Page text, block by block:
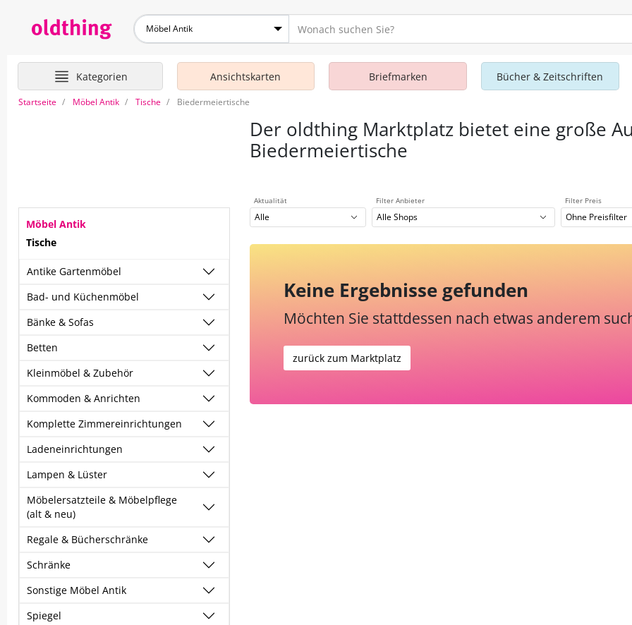
Möbel Antik
Kategorien Ansichtskarten Briefmarken Bücher & Zeitschriften
Startseite Möbel Antik Tische Biedermeiertische
Der oldthing Marktplatz bietet eine große
Biedermeiertische
Möbel Antik
Tische
Antike Gartenmöbel
Bad- und Küchenmöbel
Bänke & Sofas
Betten
Kleinmöbel & Zubehör
Kommoden & Anrichten
Komplette Zimmereinrichtungen
Ladeneinrichtungen
Lampen & Lüster
Möbelersatzteile & Möbelpflege
(alt & neu)
Regale & Bücherschränke
Schränke
Sonstige Möbel Antik
Spiegel
Aktualität
Alle
Filter Anbieter
Alle Shops
Filter Preis
Ohne Preisfilter
Keine Ergebnisse gefunden
Möchten Sie stattdessen nach etwas anderem
zurück zum Marktplatz